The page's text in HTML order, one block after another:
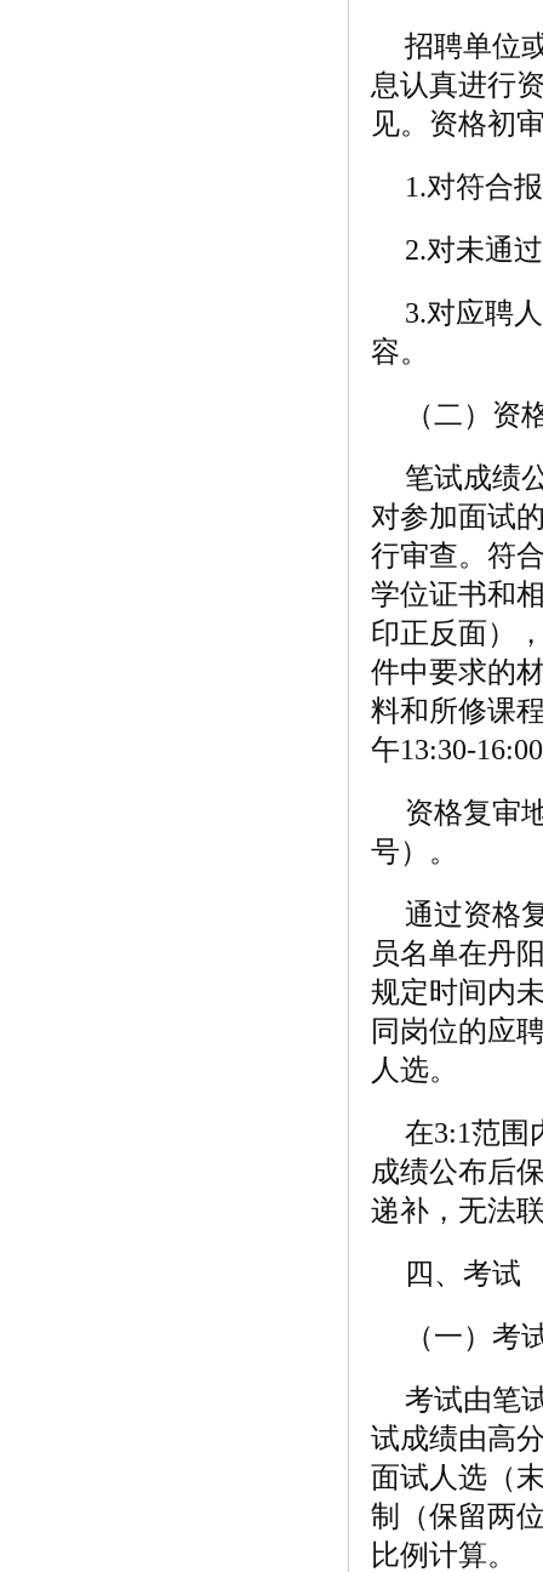
招聘单位
息认真进行
见。资格初
1.对符合
2.对未通
3.对应聘
容。
（二）资
笔试成绩
对参加面试
行审查。符
学位证书和
印正反面）
件中要求的
料和所修课
午13:30-
资格复审
号）。
通过资格
员名单在丹
规定时间内
同岗位的应
人选。
在3:1范围
成绩公布后
递补，无法
四、考试
（一）考
考试由笔
试成绩由高
面试人选（
制（保留两
比例计算。